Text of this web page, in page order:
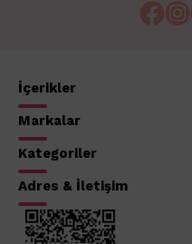
İçerikler
Markalar
Kategoriler
Adres & İletişim